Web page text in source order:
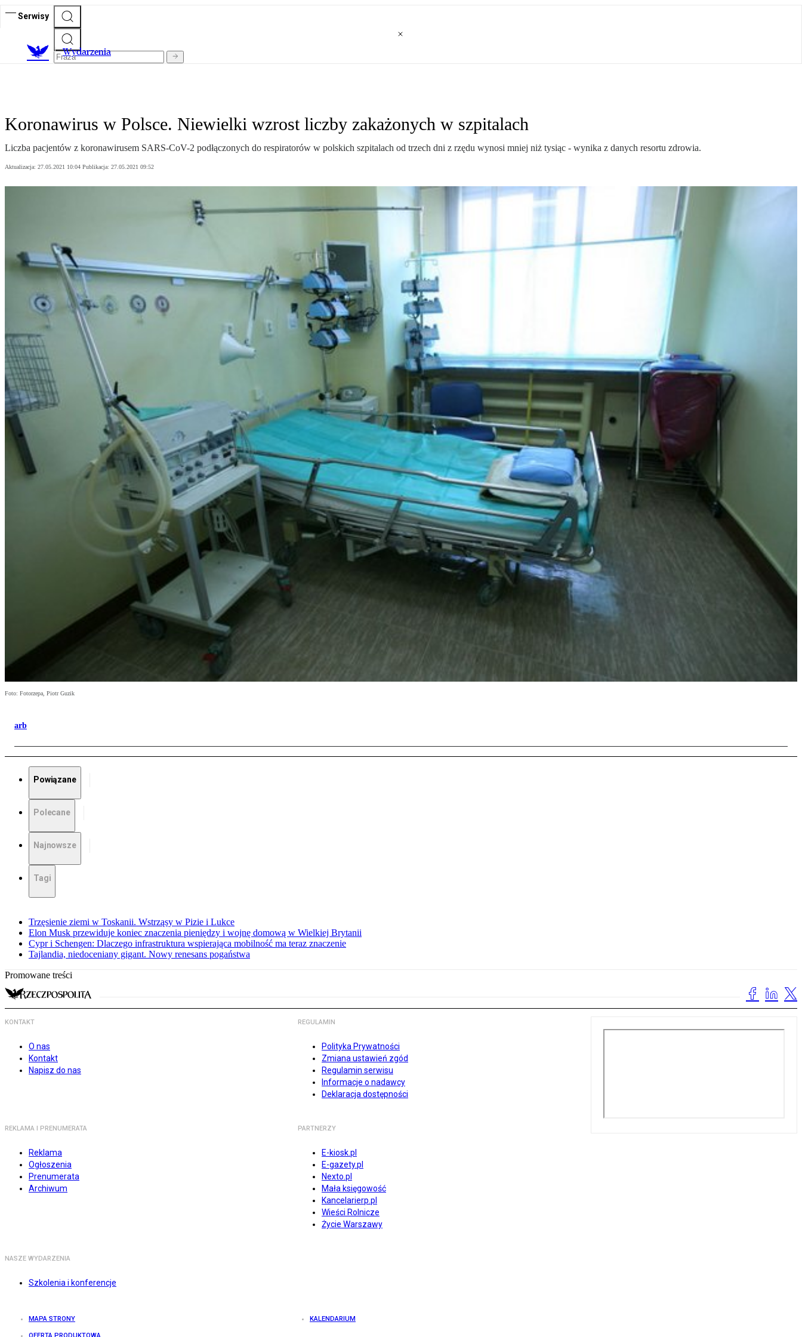
Serwisy
Wydarzenia
Koronawirus w Polsce. Niewielki wzrost liczby zakażonych w szpitalach
Liczba pacjentów z koronawirusem SARS-CoV-2 podłączonych do respiratorów w polskich szpitalach od trzech dni z rzędu wynosi mniej niż tysiąc - wynika z danych resortu zdrowia.
Aktualizacja: 27.05.2021 10:04 Publikacja: 27.05.2021 09:52
Foto: Fotorzepa, Piotr Guzik
arb
Powiązane
Polecane
Najnowsze
Tagi
Trzęsienie ziemi w Toskanii. Wstrząsy w Pizie i Lukce
Elon Musk przewiduje koniec znaczenia pieniędzy i wojnę domową w Wielkiej Brytanii
Cypr i Schengen: Dlaczego infrastruktura wspierająca mobilność ma teraz znaczenie
Tajlandia, niedoceniany gigant. Nowy renesans pogaństwa
Promowane treści
KONTAKT
O nas
Kontakt
Napisz do nas
REGULAMIN
Polityka Prywatności
Zmiana ustawień zgód
Regulamin serwisu
Informacje o nadawcy
Deklaracja dostępności
REKLAMA I PRENUMERATA
Reklama
Ogłoszenia
Prenumerata
Archiwum
PARTNERZY
E-kiosk.pl
E-gazety.pl
Nexto.pl
Mała księgowość
Kancelarierp.pl
Wieści Rolnicze
Życie Warszawy
NASZE WYDARZENIA
Szkolenia i konferencje
MAPA STRONY KALENDARIUM